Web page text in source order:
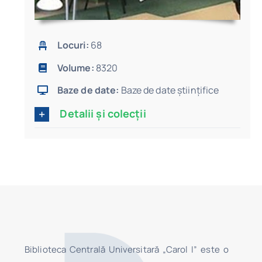
Locuri: 68
Volume: 8320
Baze de date: Baze de date științifice
Detalii și colecții
Biblioteca Centrală Universitară „Carol I” este o